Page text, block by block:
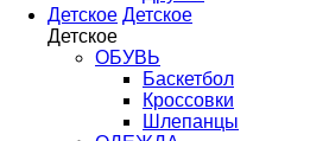
Детское Детское
Детское
ОБУВЬ
Баскетбол
Кроссовки
Шлепанцы